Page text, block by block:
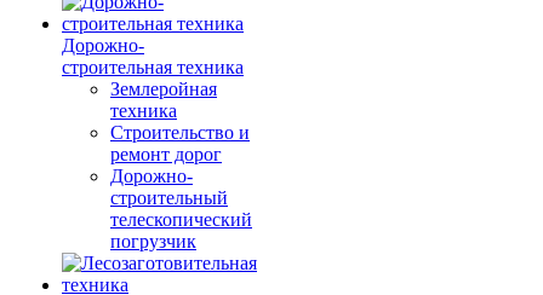
Дорожно-
строительная техника
Землеройная
техника
Строительство и
ремонт дорог
Дорожно-
строительный
телескопический
погрузчик